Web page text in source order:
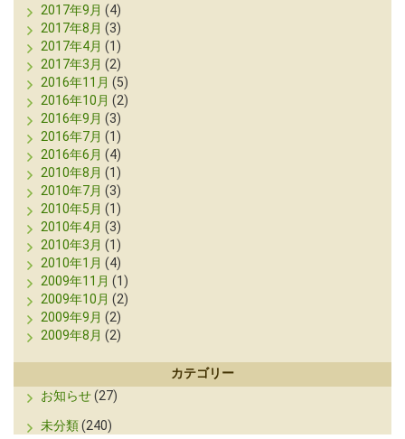
2017年9月 (4)
2017年8月 (3)
2017年4月 (1)
2017年3月 (2)
2016年11月 (5)
2016年10月 (2)
2016年9月 (3)
2016年7月 (1)
2016年6月 (4)
2010年8月 (1)
2010年7月 (3)
2010年5月 (1)
2010年4月 (3)
2010年3月 (1)
2010年1月 (4)
2009年11月 (1)
2009年10月 (2)
2009年9月 (2)
2009年8月 (2)
カテゴリー
お知らせ(27)
未分類(240)